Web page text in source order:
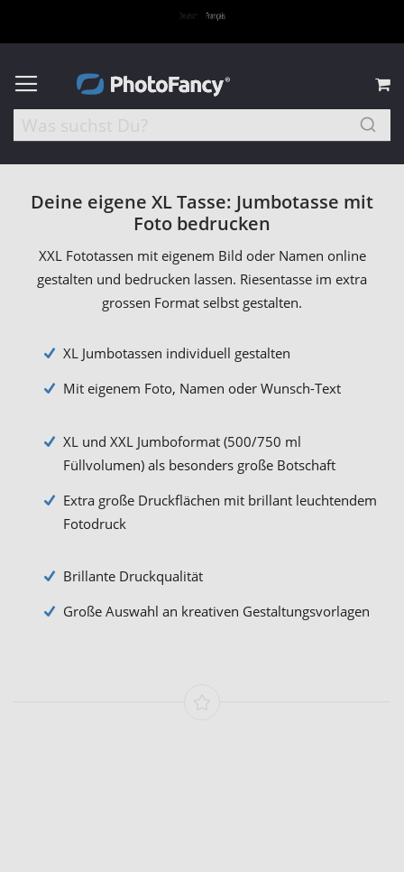
Deine eigene XL Tasse: Jumbotasse mit
Foto bedrucken
XXL Fototassen mit eigenem Bild oder Namen online
gestalten und bedrucken lassen. Riesentasse im extra
grossen Format selbst gestalten.
XL Jumbotassen individuell gestalten
Mit eigenem Foto, Namen oder Wunsch-Text
XL und XXL Jumboformat (500/750 ml
Füllvolumen) als besonders große Botschaft
Extra große Druckflächen mit brillant leuchtendem
Fotodruck
Brillante Druckqualität
Große Auswahl an kreativen Gestaltungsvorlagen